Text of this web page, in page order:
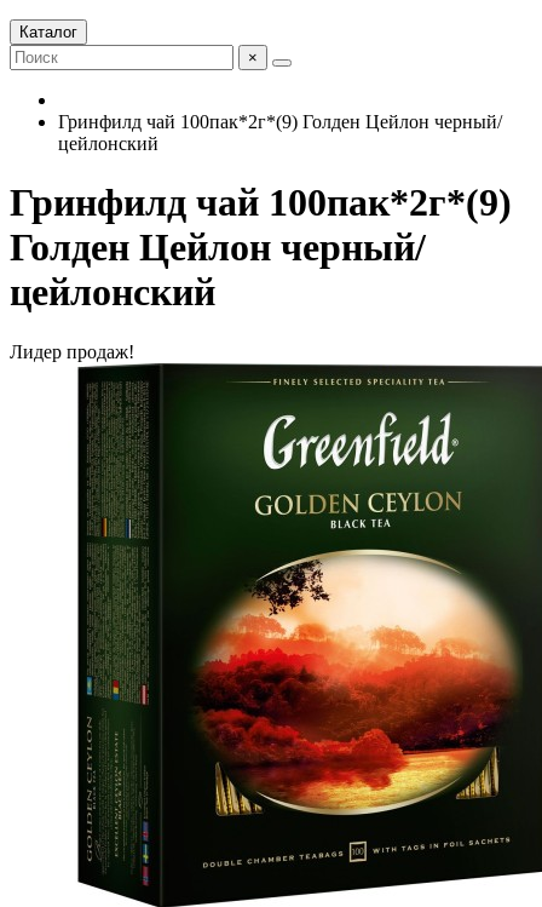
Каталог
×
Гринфилд чай 100пак*2г*(9) Голден Цейлон черный/
цейлонский
Гринфилд чай 100пак*2г*(9)
Голден Цейлон черный/
цейлонский
Лидер продаж!